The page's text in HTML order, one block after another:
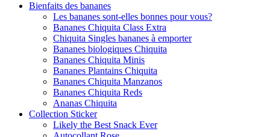
Bienfaits des bananes
Les bananes sont-elles bonnes pour vous?
Bananes Chiquita Class Extra
Chiquita Singles bananes à emporter
Bananes biologiques Chiquita
Bananes Chiquita Minis
Bananes Plantains Chiquita
Bananes Chiquita Manzanos
Bananes Chiquita Reds
Ananas Chiquita
Collection Sticker
Likely the Best Snack Ever